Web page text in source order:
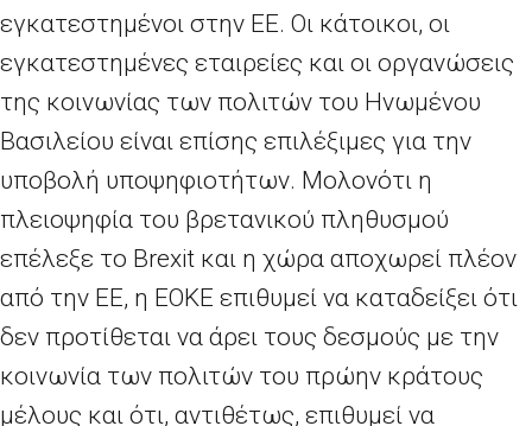
εγκατεστημένοι στην ΕΕ. Οι κάτοικοι, οι
εγκατεστημένες εταιρείες και οι οργανώσεις
της κοινωνίας των πολιτών του Ηνωμένου
Βασιλείου είναι επίσης επιλέξιμες για την
υποβολή υποψηφιοτήτων. Μολονότι η
πλειοψηφία του βρετανικού πληθυσμού
επέλεξε το Brexit και η χώρα αποχωρεί πλέον
από την ΕΕ, η ΕΟΚΕ επιθυμεί να καταδείξει ότι
δεν προτίθεται να άρει τους δεσμούς με την
κοινωνία των πολιτών του πρώην κράτους
μέλους και ότι, αντιθέτως, επιθυμεί να